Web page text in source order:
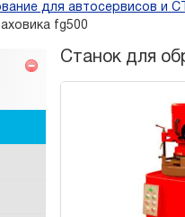
для автосервисов и
fg500
Станок для